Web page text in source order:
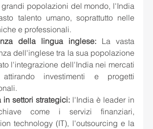
popolazioni del mondo, l'India
talento umano, soprattutto nelle
e professionali.
della lingua inglese: La vasta
dell'inglese tra la sua popolazione
l'integrazione dell'India nei mercati
investimenti e progetti
in settori strategici: l'India è leader in
come i servizi finanziari,
technology (IT), l'outsourcing e la